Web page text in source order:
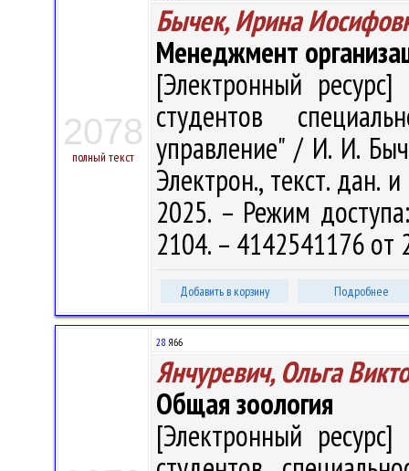
2078
полный текст
Бычек, Ирина
Менеджмент
[Электронный
студентов
управление" / И. И.
Электрон., текст. дан.
2025. – Режим
2104. – 4142541176 от
Добавить в корзину Подробнее
28 Я66
Янчуревич, Ольга
Общая зоология
[Электронный